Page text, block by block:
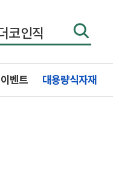
이벤트 대용량식자재